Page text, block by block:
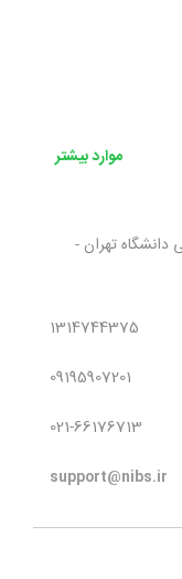
موارد بیشتر
دانشگاه تهران -
1314744375
09195907201
021-66176713
support@nibs.ir